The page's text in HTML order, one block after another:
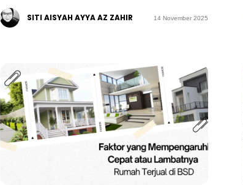
SITI AISYAH AYYA AZ ZAHIR 14 November 2025